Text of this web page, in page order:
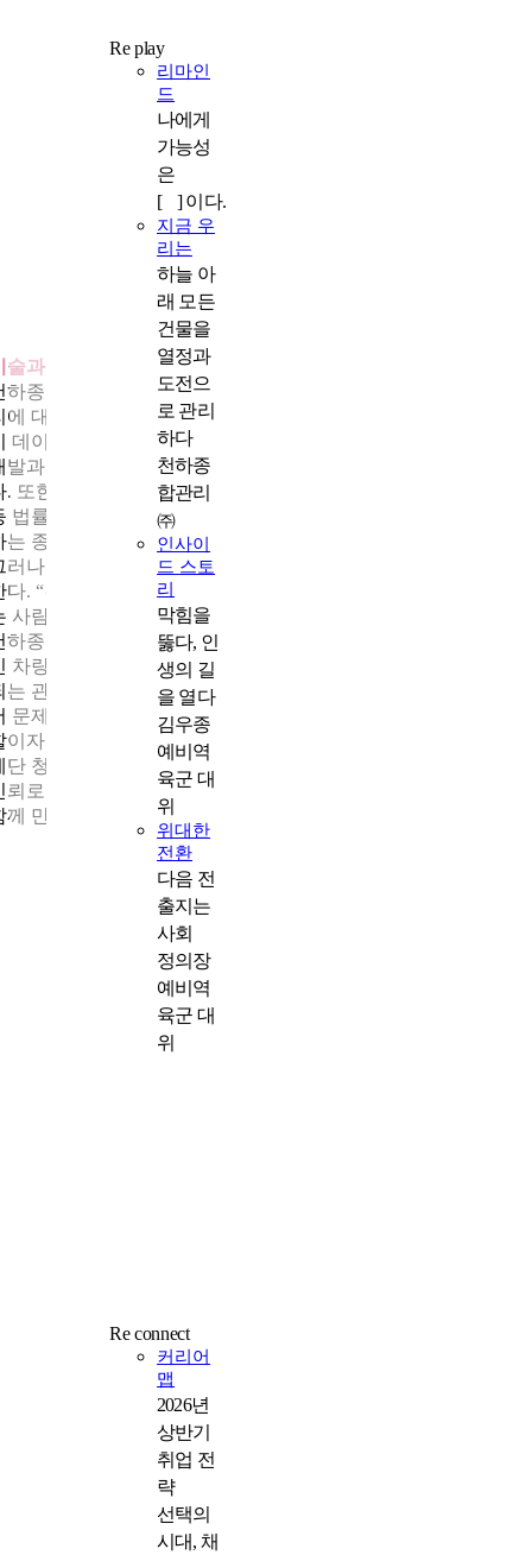
Re play
리마인
드
나에게
가능성
은
[ ] 이다.
지금 우
리는
하늘 아
래 모든
건물을
열정과
도전으
로 관리
하다
천하종
합관리
㈜
인사이
드 스토
리
막힘을
뚫다, 인
생의 길
을 열다
김우종
예비역
육군 대
위
위대한
전환
다음 전
출지는
사회
정의장
예비역
육군 대
위
Re connect
커리어
맵
2026년
상반기
취업 전
략
선택의
시대, 채
술과 사람, 신뢰로 그리는 밝은 미래
하종합관리㈜는 예방 중심의 관리 체계를 강화하며 미래 건물
에 대응하고 있다. 위험요인인지 시스템, 모바일 기반점검, 에너
데이터 분석 등 기술 기반 운영을 확장하는 한편, 관리비 납부
발과 자체 연구개발센터 설립을 통해 관리 효율도 높여가고 있
. 또한 계약서 컨설팅, 입주민 분쟁 조정, 부동산·분양 정보 제공
법률·행정 서비스 범위를 확장해 입주민과 건물주 모두를 지원
는 종합 관리 플랫폼으로 기능을 넓히고 있다.
러나 기술이 전부라고 생각하지 않는다. 조신백 대표는 힘줘 말
다. “건물의 변화를 가장 먼저 알아차리는 것은 결국 현장을 지
사람입니다.”
하종합관리㈜는 월간·연간 포상제도, 현장 우수자 인센티브, 법
차량·기숙사·식사 지원 등 직원 복지를 강화하며 사람이 중심이
는 관리 체계를 유지하고 있다. 입주민의 목소리를 듣고 현장에
문제를 발견하고 건물주의 고민을 함께 해결하는 일, 사람의 역
이자 천하종합관리㈜가 13년간 쌓아온 신뢰의 근간이다.
단 청소에서 시작된 작은 열정은 오늘 전국 200여 곳을 책임지
뢰로 성장했다. 천하종합관리㈜의 다음 장 역시 사람과 기술이
께 만드는 관리의 깊이 속에서 계속 써질 것이다.